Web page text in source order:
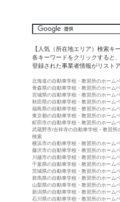
【人気（所在地エリア）検索キ
各キーワードをクリックすると
登録された事業者情報がリスト
北海道の自動車学校・教習所のホーム
青森県の自動車学校・教習所のホーム
宮城県の自動車学校・教習所のホーム
秋田県の自動車学校・教習所のホーム
福島県の自動車学校・教習所のホーム
東京都の自動車学校・教習所のホーム
町田市の自動車学校・教習所のホーム
武蔵野市/吉祥寺の自動車学校・教習所
検索
横浜市の自動車学校・教習所のホーム
藤沢市の自動車学校・教習所のホーム
川越市の自動車学校・教習所のホーム
千葉県の自動車学校・教習所のホーム
茨城県の自動車学校・教習所のホーム
群馬県の自動車学校・教習所のホーム
山梨県の自動車学校・教習所のホーム
新潟県の自動車学校・教習所のホーム
石川県の自動車学校・教習所のホーム